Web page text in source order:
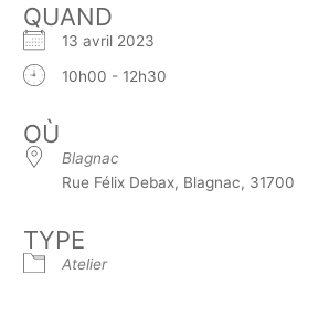
QUAND
13 avril 2023
10h00 - 12h30
OÙ
Blagnac
Rue Félix Debax, Blagnac, 31700
TYPE
Atelier